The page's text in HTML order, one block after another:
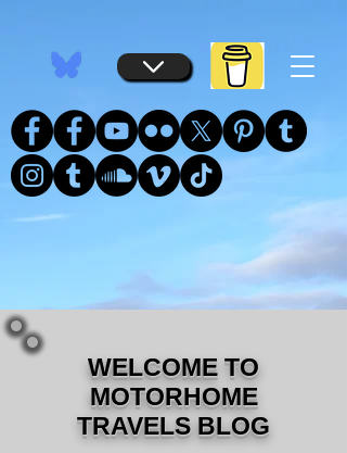
WELCOME TO
MOTORHOME
TRAVELS BLOG